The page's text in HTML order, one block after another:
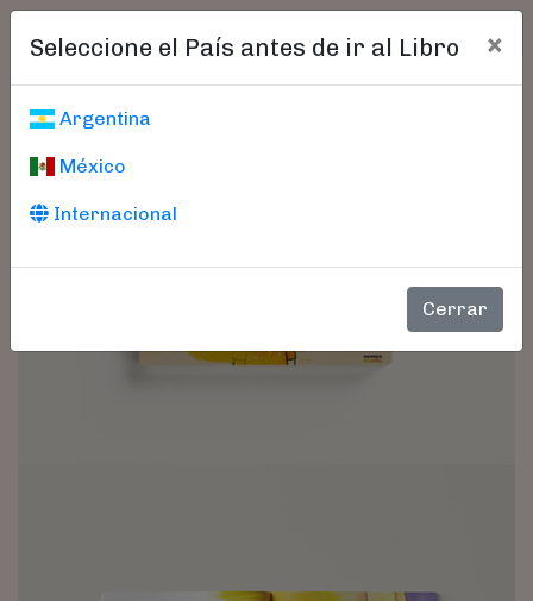
Seleccione el País antes de ir al Libro ×
Argentina
México
Internacional
Cerrar